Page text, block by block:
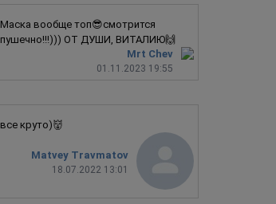
Mrt Chev
01.11.2023 19:55
Маска вообще топ😎смотрится
пушечно!!!))) ОТ ДУШИ, ВИТАЛИЮ🙌
Matvey Travmatov
18.07.2022 13:01
все круто)👹